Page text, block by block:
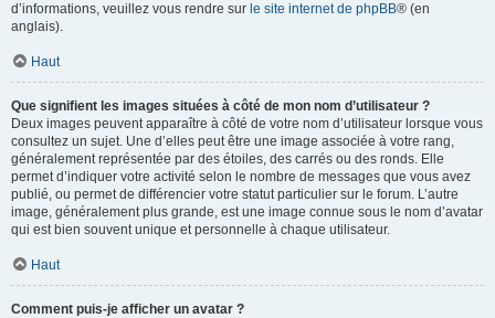
d’informations, veuillez vous rendre sur le site internet de phpBB® (en
anglais).
Haut
Que signifient les images situées à côté de mon nom d’utilisateur ?
Deux images peuvent apparaître à côté de votre nom d’utilisateur lorsque vous
consultez un sujet. Une d’elles peut être une image associée à votre rang,
généralement représentée par des étoiles, des carrés ou des ronds. Elle
permet d’indiquer votre activité selon le nombre de messages que vous avez
publié, ou permet de différencier votre statut particulier sur le forum. L’autre
image, généralement plus grande, est une image connue sous le nom d’avatar
qui est bien souvent unique et personnelle à chaque utilisateur.
Haut
Comment puis-je afficher un avatar ?